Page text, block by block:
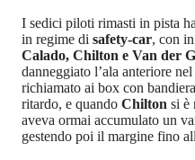
I sedici piloti rimasti in pista
in regime di safety-car, con
Calado, Chilton e Van der
danneggiato l’ala anteriore
richiamato ai box con
ritardo, e quando Chilton si è
aveva ormai accumulato un
gestendo poi il margine fino